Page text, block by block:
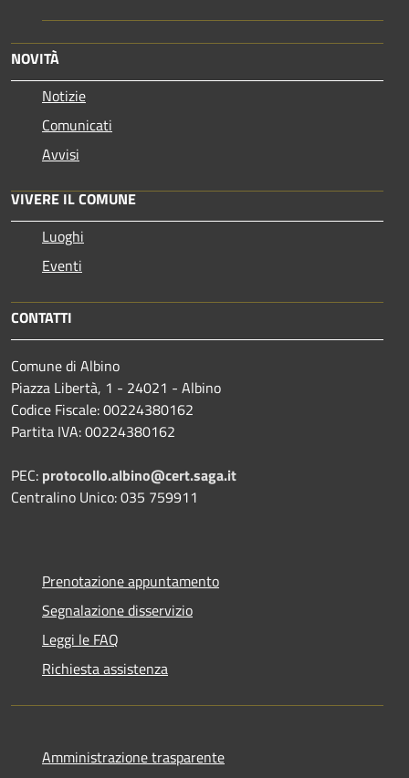
NOVITÀ
Notizie
Comunicati
Avvisi
VIVERE IL COMUNE
Luoghi
Eventi
CONTATTI
Comune di Albino
Piazza Libertà, 1 - 24021 - Albino
Codice Fiscale: 00224380162
Partita IVA: 00224380162
PEC: protocollo.albino@cert.saga.it
Centralino Unico: 035 759911
Prenotazione appuntamento
Segnalazione disservizio
Leggi le FAQ
Richiesta assistenza
Amministrazione trasparente